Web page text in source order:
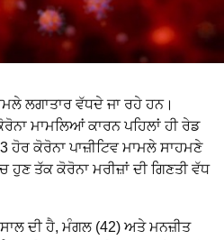
ਲਗਾਤਾਰ ਵੱਧਦੇ ਜਾ ਰਹੇ ਹਨ।
ਮਾਮਲਿਆਂ ਕਾਰਨ ਪਹਿਲਾਂ ਹੀ ਰੇਡ
ਕੋਰੋਨਾ ਪਾਜ਼ੀਟਿਵ ਮਾਮਲੇ ਸਾਹਮਣੇ
ਤੱਕ ਕੋਰੋਨਾ ਮਰੀਜ਼ਾਂ ਦੀ ਗਿਣਤੀ ਵੱਧ
ਦੀ ਹੈ, ਮੰਗਲ (42) ਅਤੇ ਮਨਜ਼ੀਤ